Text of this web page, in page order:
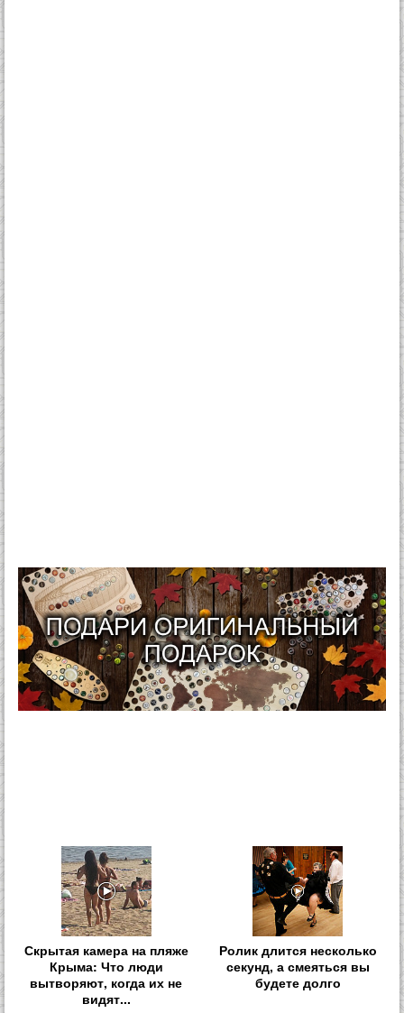
Скрытая камера на пляже
Крыма: Что люди
вытворяют, когда их не
видят...
Ролик длится несколько
секунд, а смеяться вы
будете долго